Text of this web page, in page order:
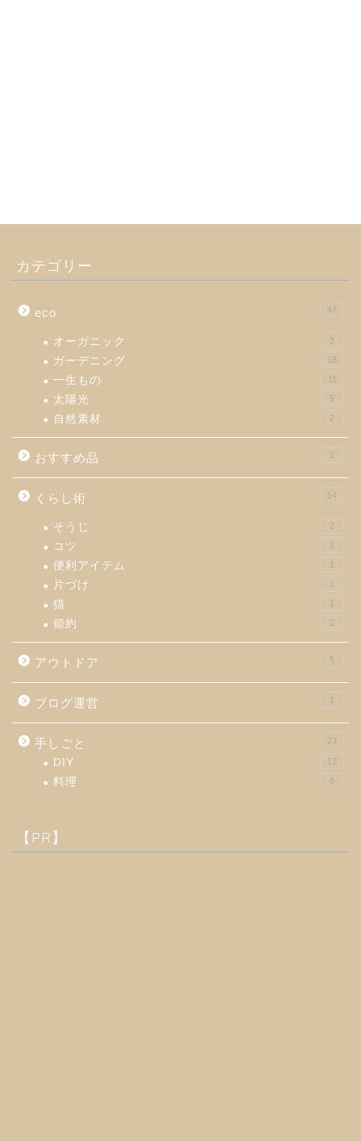
カテゴリー
eco 47
オーガニック 3
ガーデニング 18
一生もの 11
太陽光 5
自然素材 2
おすすめ品 2
くらし術 54
そうじ 2
コツ 1
便利アイテム 1
片づけ 1
猫 1
節約 2
アウトドア 5
ブログ運営 1
手しごと 23
DIY 13
料理 8
【PR】